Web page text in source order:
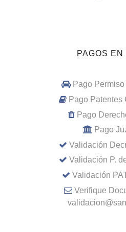
PAGOS EN
Pago
Pago Patentes
Pago
Pago
Validación
Validación P.
Validación
Verifique